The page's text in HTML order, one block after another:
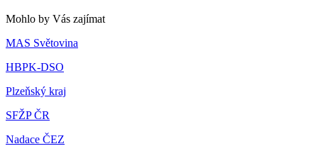
Mohlo by Vás zajímat
MAS Světovina
HBPK-DSO
Plzeňský kraj
SFŽP ČR
Nadace ČEZ